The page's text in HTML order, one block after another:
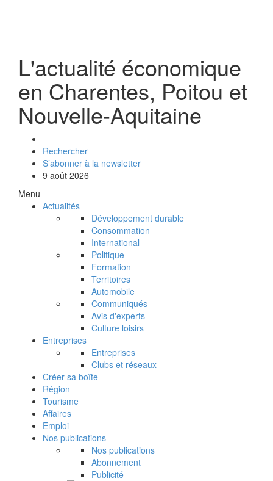
L'actualité économique
en Charentes, Poitou et
Nouvelle-Aquitaine
Rechercher
S’abonner à la newsletter
9 août 2026
Menu
Actualités
Développement durable
Consommation
International
Politique
Formation
Territoires
Automobile
Communiqués
Avis d'experts
Culture loisirs
Entreprises
Entreprises
Clubs et réseaux
Créer sa boîte
Région
Tourisme
Affaires
Emploi
Nos publications
Nos publications
Abonnement
Publicité